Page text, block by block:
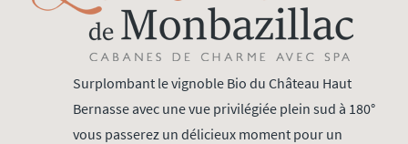
Surplombant le vignoble Bio du Château Haut
Bernasse avec une vue privilégiée plein sud à 180°
vous passerez un délicieux moment pour un